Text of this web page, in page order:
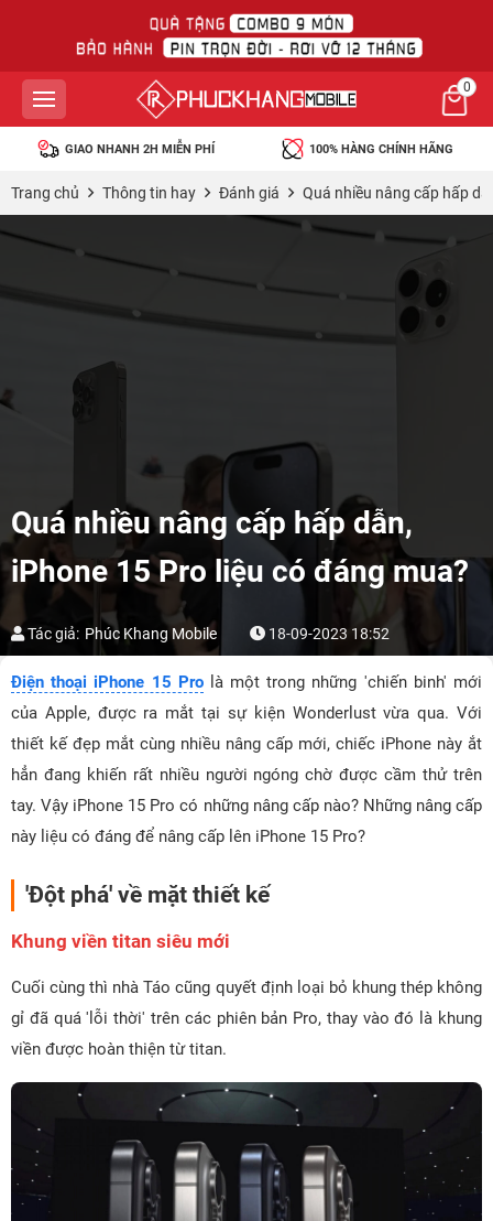
0
PHÍ 100% HÀNG CHÍNH HÃNG 45 NGÀY MIỄN PHÍ
Trang chủ Thông tin hay Đánh giá Quá nhiều nâng cấp hấp
Quá nhiều nâng cấp hấp dẫn,
iPhone 15 Pro liệu có đáng mua?
Tác giả: Phúc Khang Mobile 18-09-2023 18:52
Điện thoại iPhone 15 Prolà một trong những 'chiến binh' mới
của Apple, được ra mắt tại sự kiện Wonderlust vừa qua. Với
thiết kế đẹp mắt cùng nhiều nâng cấp mới, chiếc iPhone này ắt
hẳn đang khiến rất nhiều người ngóng chờ được cầm thử trên
tay. Vậy iPhone 15 Pro có những nâng cấp nào? Những nâng cấp
này liệu có đáng để nâng cấp lên iPhone 15 Pro?
'Đột phá' về mặt thiết kế
Khung viền titan siêu mới
Cuối cùng thì nhà Táo cũng quyết định loại bỏ khung thép không
gỉ đã quá 'lỗi thời' trên các phiên bản Pro, thay vào đó là khung
viền được hoàn thiện từ titan.